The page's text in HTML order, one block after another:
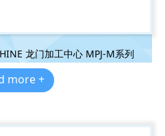
龙门加工中心 MPJ-M系列
more +